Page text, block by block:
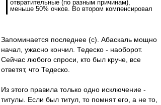
отвратительные (по разным причинам),
меньше 50% очков. Во втором компенсировал
Запоминается последнее (с). Абаскаль мощно
начал, ужасно кончил. Тедеско - наоборот.
Сейчас любого спроси, кто был круче, все
ответят, что Тедеско.
Из этого правила только одно исключение -
титулы. Если был титул, то помнят его, а не то,